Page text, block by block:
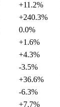
+11.2%
+240.3%
0.0%
+1.6%
+4.3%
-3.5%
+36.6%
-6.3%
+7.7%